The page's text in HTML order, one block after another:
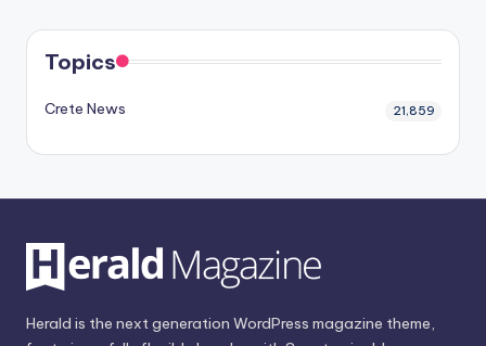
Topics
Crete News 21,859
Herald is the next generation WordPress magazine theme,